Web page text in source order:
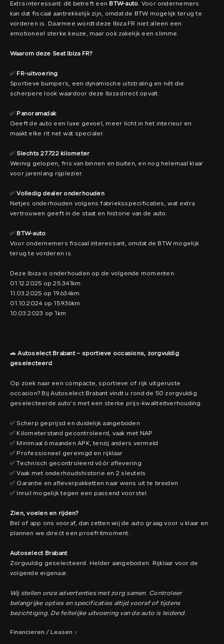
Extra interessant: dit betreft een BTW-auto. Voor ondernemers
kan dat fiscaal aantrekkelijk zijn, omdat de BTW mogelijk terug te
vorderen is. Daarmee wordt deze Ibiza FR niet alleen een
emotioneel sterke keuze, maar ook zakelijk een slimme.
Waarom deze Seat Ibiza FR?
✅ FR-uitvoering
Sportieve bumpers, een dynamische uitstraling en nét die
scherpere look waardoor deze Ibiza direct opvalt.
✅ Panoramadak
Geeft de auto een luxe gevoel, meer licht in het interieur en
maakt elke rit net wat specialer.
✅ Slechts 27.722 kilometer
Weinig gelopen, fris van binnen en buiten, en nog helemaal klaar
voor jarenlang rijplezier.
✅Volledig dealer onderhouden
Netjes onderhouden volgens fabrieksspecificaties, wat extra
vertrouwen geeft in de staat en historie van de auto.
✅ BTW-auto
Voor ondernemers fiscaal interessant, omdat de BTW mogelijk
terug te vorderen is.
Deze Ibiza is onderhouden op de volgende momenten:
01.12.2025 op 25.341km
11.03.2025 op 19.634km
01.10.2024 op 15.936km
10.03.2023 op 1km
🚗Autoselect Brabant – sportieve occasions, zorgvuldig
geselecteerd
Op zoek naar een compacte, sportieve of rijk uitgeruste
occasion? Bij Autoselect Brabant vindt u rond de 50 zorgvuldig
geselecteerde auto’s met een sterke prijs-kwaliteitverhouding.
✅ Scherp geprijsd en duidelijk aangeboden
✅ Kilometerstand gecontroleerd, vaak met NAP
✅ Minimaal 6 maanden APK, tenzij anders vermeld
✅ Professioneel gereinigd en rijklaar
✅ Technisch gecontroleerd vóór aflevering
✅ Vaak met onderhoudshistorie en 2 sleutels
✅ Garantie en afleverpakketten naar wens uit te breiden
✅ Inruil mogelijk tegen een passend voorstel
Zien, voelen en rijden?
Bel of app ons vooraf, dan zetten wij de auto graag voor u klaar en
plannen we direct een proefritmoment.
Autoselect Brabant
Zorgvuldig geselecteerd. Helder aangeboden. Rijklaar voor de
volgende eigenaar.
Wij stellen onze advertenties met zorg samen. Controleer
belangrijke opties en specificaties altijd vooraf of tijdens
bezichtiging. De feitelijke uitvoering van de auto is leidend.
Financieren / Leasen